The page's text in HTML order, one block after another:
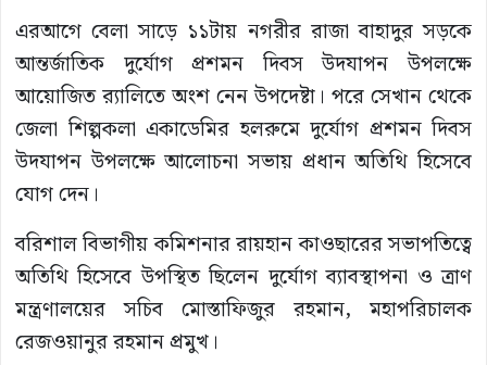
এরআগে বেলা সাড়ে ১১টায় নগরীর রাজা বাহাদুর সড়কে
আন্তর্জাতিক দুর্যোগ প্রশমন দিবস উদযাপন উপলক্ষে
আয়োজিত র‌্যালিতে অংশ নেন উপদেষ্টা। পরে সেখান থেকে
জেলা শিল্পকলা একাডেমির হলরুমে দুর্যোগ প্রশমন দিবস
উদযাপন উপলক্ষে আলোচনা সভায় প্রধান অতিথি হিসেবে
যোগ দেন।
বরিশাল বিভাগীয় কমিশনার রায়হান কাওছারের সভাপতিত্বে
অতিথি হিসেবে উপস্থিত ছিলেন দুর্যোগ ব্যাবস্থাপনা ও ত্রাণ
মন্ত্রণালয়ের সচিব মোস্তাফিজুর রহমান, মহাপরিচালক
রেজওয়ানুর রহমান প্রমুখ।